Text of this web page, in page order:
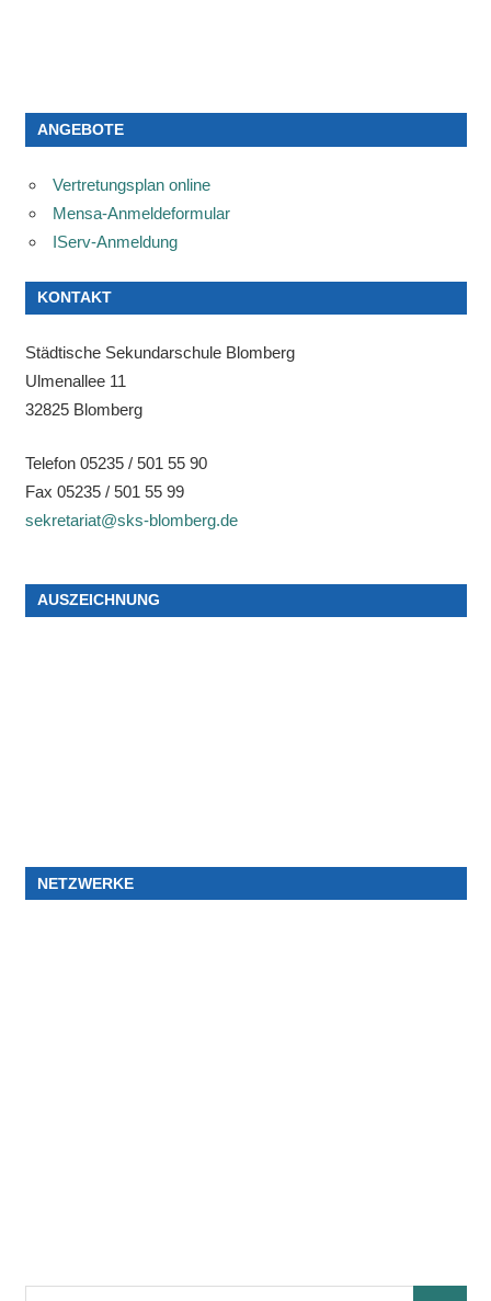
ANGEBOTE
Vertretungsplan online
Mensa-Anmeldeformular
IServ-Anmeldung
KONTAKT
Städtische Sekundarschule Blomberg
Ulmenallee 11
32825 Blomberg
Telefon 05235 / 501 55 90
Fax 05235 / 501 55 99
sekretariat@sks-blomberg.de
AUSZEICHNUNG
NETZWERKE